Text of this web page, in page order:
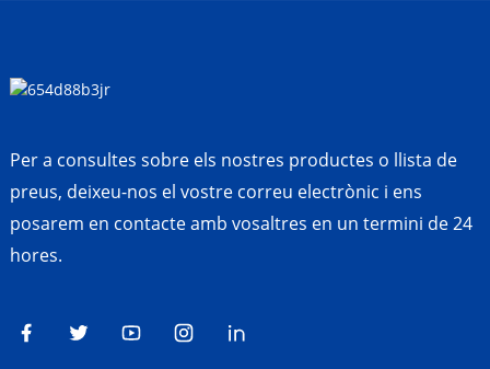
Per a consultes sobre els nostres productes o llista de
preus, deixeu-nos el vostre correu electrònic i ens
posarem en contacte amb vosaltres en un termini de 24
hores.